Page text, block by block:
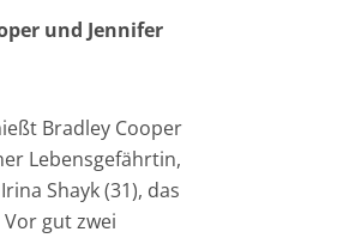
und Jennifer
Bradley Cooper
Lebensgefährtin,
Shayk (31), das
Vor gut zwei